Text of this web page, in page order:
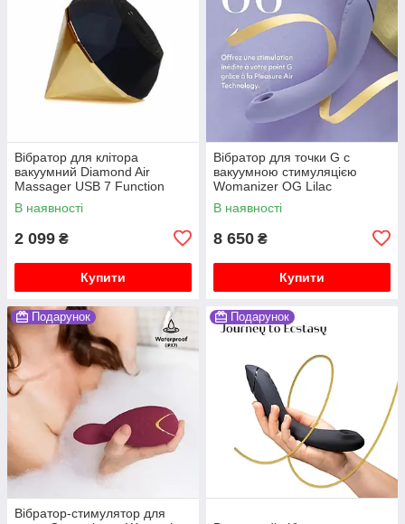
Вібратор для клітора
вакуумний Diamond Air
Massager USB 7 Function
В наявності
2 099 ₴
Купити
Вібратор для точки G c
вакуумною стимуляцією
Womanizer OG Lilac
В наявності
8 650 ₴
Купити
Подарунок
Вібратор-стимулятор для
Подарунок